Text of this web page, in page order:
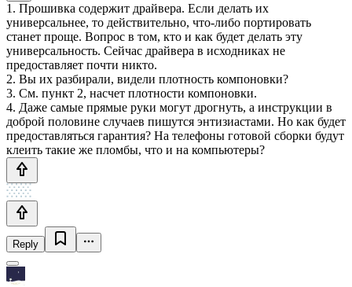
1. Прошивка содержит драйвера. Если делать их
универсальнее, то действительно, что-либо портировать
станет проще. Вопрос в том, кто и как будет делать эту
универсальность. Сейчас драйвера в исходниках не
предоставляет почти никто.
2. Вы их разбирали, видели плотность компоновки?
3. См. пункт 2, насчет плотности компоновки.
4. Даже самые прямые руки могут дрогнуть, а инструкции в
доброй половине случаев пишутся энтизиастами. Но как будет
предоставляться гарантия? На телефоны готовой сборки будут
клеить такие же пломбы, что и на компьютеры?
Reply